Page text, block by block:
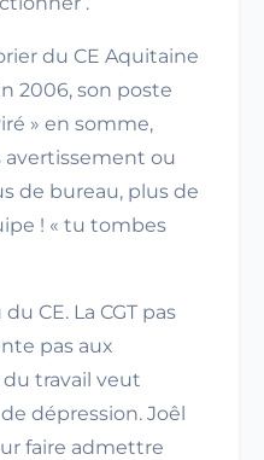
du CE Aquitaine
2006, son poste
» en somme,
avertissement ou
de bureau, plus de
! « tu tombes
CE. La CGT pas
pas aux
travail veut
dépression. Joêl
faire admettre